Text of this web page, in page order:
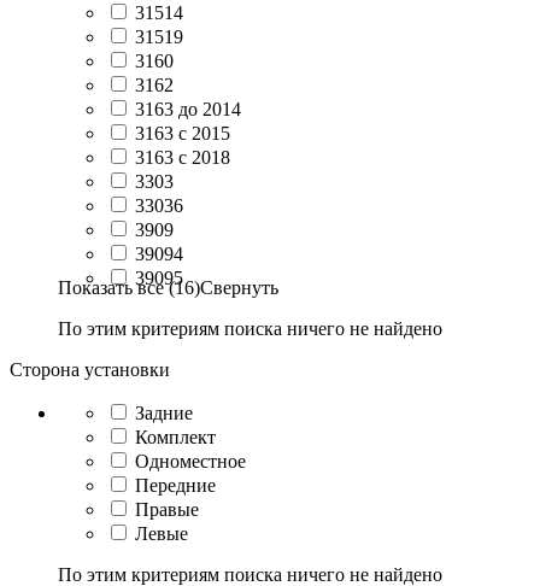
31514
31519
3160
3162
3163 до 2014
3163 с 2015
3163 с 2018
3303
33036
3909
39094
39095
Показать все (16)Свернуть
По этим критериям поиска ничего не найдено
Сторона установки
Задние
Комплект
Одноместное
Передние
Правые
Левые
По этим критериям поиска ничего не найдено